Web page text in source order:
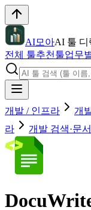
AI모아AI 툴 디
전체 툴추천툴업무
개발 / 인프라 개
라
개발 검색·문